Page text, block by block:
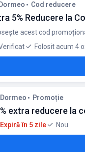
saltelele Bamboo.
Dormeo Cod reducere
5% Reducere la
acest cod
Folosit acum 4
Dormeo Promoție
extra reducere la
Expiră în 5 zile Nou